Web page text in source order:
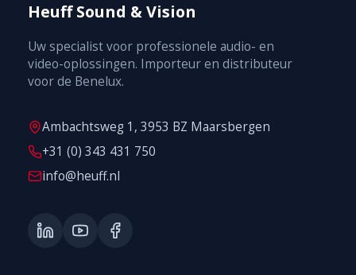
Heuff Sound & Vision
Uw specialist voor professionele audio- en
video-oplossingen. Importeur en distributeur
voor de Benelux.
Ambachtsweg 1, 3953 BZ Maarsbergen
+31 (0) 343 431 750
info@heuff.nl